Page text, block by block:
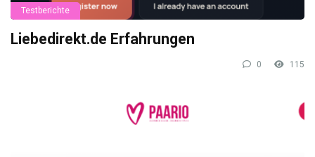
Testberichte
Liebedirekt.de Erfahrungen
0 115